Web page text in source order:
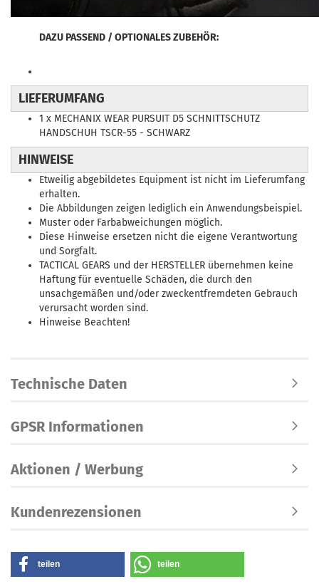
DAZU PASSEND / OPTIONALES ZUBEHÖR:
LIEFERUMFANG
1 x MECHANIX WEAR PURSUIT D5 SCHNITTSCHUTZ
HANDSCHUH TSCR-55 - SCHWARZ
HINWEISE
Etweilig abgebildetes Equipment ist nicht im Lieferumfang
erhalten.
Die Abbildungen zeigen lediglich ein Anwendungsbeispiel.
Muster oder Farbabweichungen möglich.
Diese Hinweise ersetzen nicht die eigene Verantwortung
und Sorgfalt.
TACTICAL GEARS und der HERSTELLER übernehmen keine
Haftung für eventuelle Schäden, die durch den
unsachgemäßen und/oder zweckentfremdeten Gebrauch
verursacht worden sind.
Hinweise Beachten!
Technische Daten
GPSR Informationen
Aktionen / Werbung
Kundenrezensionen
teilen teilen